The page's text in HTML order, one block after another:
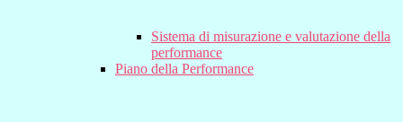
Sistema di misurazione e valutazione della
performance
Piano della Performance